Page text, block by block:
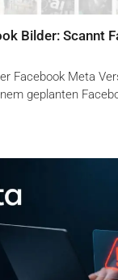
Bilder: Scannt
Facebook Meta
geplanten